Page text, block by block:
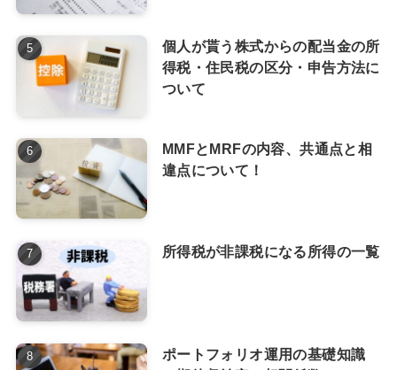
個人が貰う株式からの配当金の所
得税・住民税の区分・申告方法に
ついて
MMFとMRFの内容、共通点と相
違点について！
所得税が非課税になる所得の一覧
ポートフォリオ運用の基礎知識